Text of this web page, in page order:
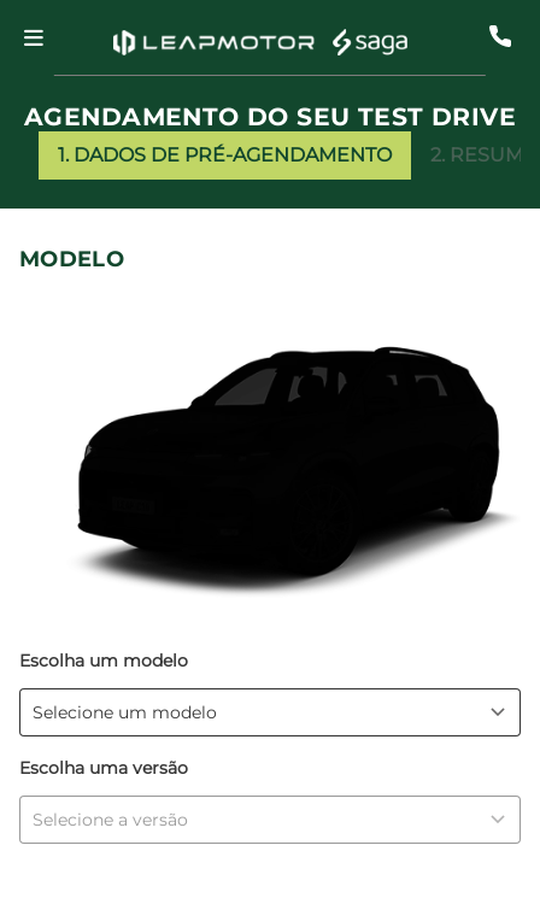
AGENDAMENTO DO SEU TEST DRIVE
1. DADOS DE PRÉ-AGENDAMENTO 2. RESUMO
MODELO
Escolha um modelo
Escolha uma versão